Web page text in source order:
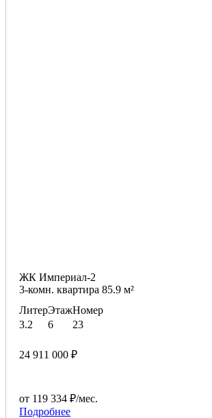
ЖК Империал-2
3-комн. квартира 85.9 м²
Литер
3.2
Этаж
6
Номер
23
24 911 000 ₽
от 119 334 ₽/мес.
Подробнее